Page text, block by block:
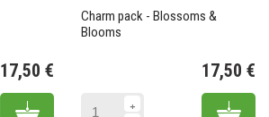
17,50 €
Add to cart
Charm pack - Blossoms &
Blooms
17,50 €
Add